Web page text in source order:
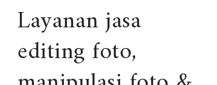
Layanan jasa
editing foto,